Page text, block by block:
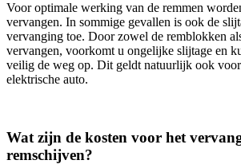
Voor optimale werking van de remmen
vervangen. In sommige gevallen is ook de
vervanging toe. Door zowel de remblokken
vervangen, voorkomt u ongelijke slijtage en
veilig de weg op. Dit geldt natuurlijk ook
elektrische auto.
Wat zijn de kosten voor het
remschijven?